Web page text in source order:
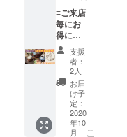
になり
ます。
※チケッ
ト有効
期限:２
年１０
月〜３
年４月
迄利用
可能。
可能。
。
≡ご来店
毎にお
得に利
用≡ お
店で使
える
【お食
事券５
００
円】×１
１枚綴
支援
者：
2人
お届
け予
定：
2020
年10
月
こ